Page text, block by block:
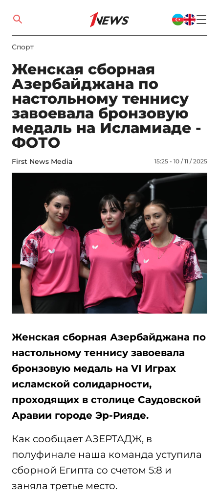
Спорт
Женская сборная
Азербайджана по
настольному теннису
завоевала бронзовую
медаль на Исламиаде -
ФОТО
First News Media 15:25 - 10 / 11 / 2025
Женская сборная Азербайджана по
настольному теннису завоевала
бронзовую медаль на VI Играх
исламской солидарности,
проходящих в столице Саудовской
Аравии городе Эр-Рияде.
Как сообщает АЗЕРТАДЖ, в
полуфинале наша команда уступила
сборной Египта со счетом 5:8 и
заняла третье место.